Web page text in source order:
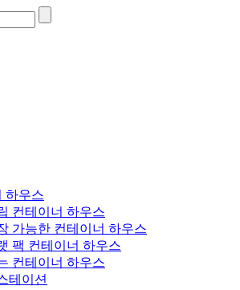
하우스
컨테이너 하우스
가능한 컨테이너 하우스
팩 컨테이너 하우스
컨테이너 하우스
테이션